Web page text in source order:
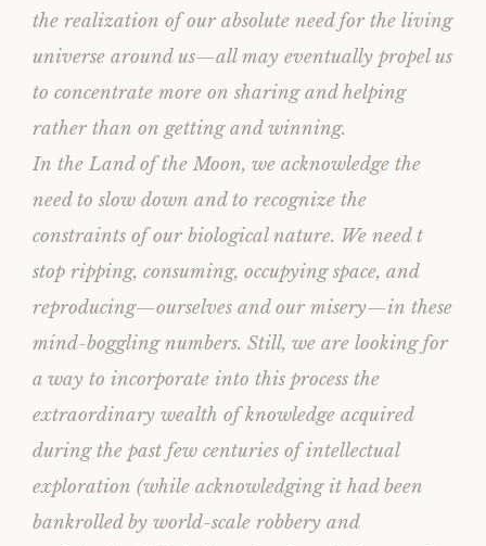
the realization of our absolute need for the living
universe around us—all may eventually propel us
to concentrate more on sharing and helping
rather than on getting and winning.
In the Land of the Moon, we acknowledge the
need to slow down and to recognize the
constraints of our biological nature. We need t
stop ripping, consuming, occupying space, and
reproducing—ourselves and our misery—in these
mind-boggling numbers. Still, we are looking for
a way to incorporate into this process the
extraordinary wealth of knowledge acquired
during the past few centuries of intellectual
exploration (while acknowledging it had been
bankrolled by world-scale robbery and